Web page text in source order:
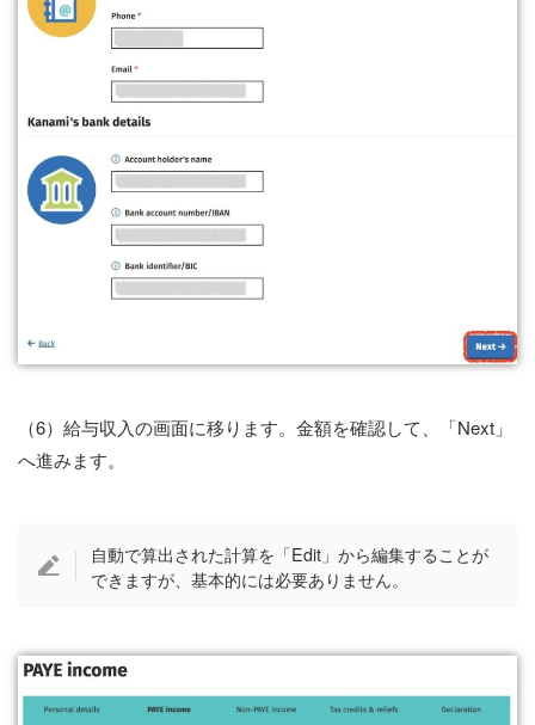
（6）給与収入の画面に移ります。金額を確認して、「Next」
へ進みます。
自動で算出された計算を「Edit」から編集することが
できますが、基本的には必要ありません。